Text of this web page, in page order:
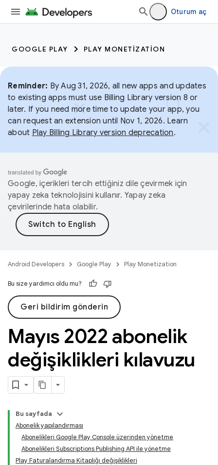
Oturum aç
GOOGLE PLAY PLAY MONETIZATION
Reminder: By Aug 31, 2026, all new apps and updates
to existing apps must use Billing Library version 8 or
later. If you need more time to update your app, you
can request an extension until Nov 1, 2026. Learn
about Play Billing Library version deprecation.
Google, içerikleri tercih ettiğiniz dile çevirmek için
yapay zeka teknolojisini kullanır. Yapay zeka
çevirilerinde hata olabilir.
Android Developers Google Play Play Monetization
Bu size yardımcı oldu mu?
Geri bildirim gönderin
Mayıs 2022 abonelik
değişiklikleri kılavuzu
Bu sayfada
Abonelik yapılandırması
Abonelikleri Google Play Console üzerinden yönetme
Abonelikleri Subscriptions Publishing API ile yönetme
Play Faturalandırma Kitaplığı değişiklikleri